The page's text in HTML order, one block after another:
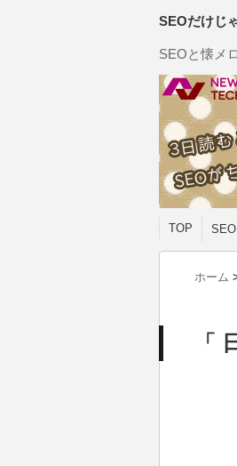
SEOだけじ
SEOと懐メ
TOP
ホーム
「